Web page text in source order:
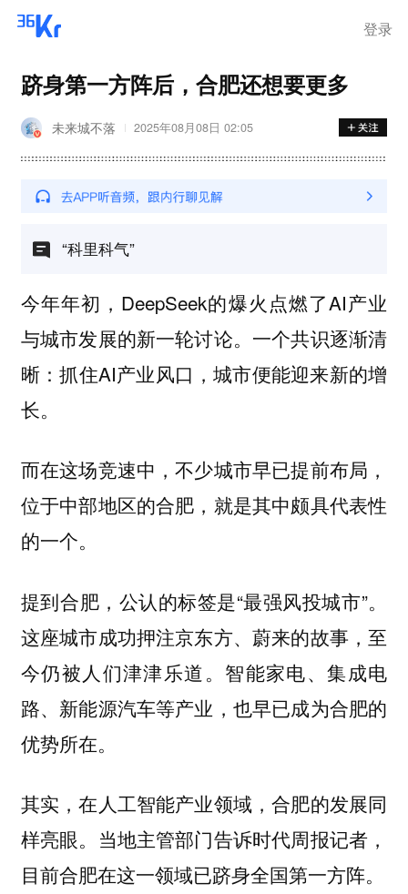
登录
跻身第一方阵后，合肥还想要更多
未来城不落 2025年08月08日 02:05
“科里科气”
今年年初，DeepSeek的爆火点燃了AI产业
与城市发展的新一轮讨论。一个共识逐渐清
晰：抓住AI产业风口，城市便能迎来新的增
长。
而在这场竞速中，不少城市早已提前布局，
位于中部地区的合肥，就是其中颇具代表性
的一个。
提到合肥，公认的标签是“最强风投城市”。
这座城市成功押注京东方、蔚来的故事，至
今仍被人们津津乐道。智能家电、集成电
路、新能源汽车等产业，也早已成为合肥的
优势所在。
其实，在人工智能产业领域，合肥的发展同
样亮眼。当地主管部门告诉时代周报记者，
目前合肥在这一领域已跻身全国第一方阵。